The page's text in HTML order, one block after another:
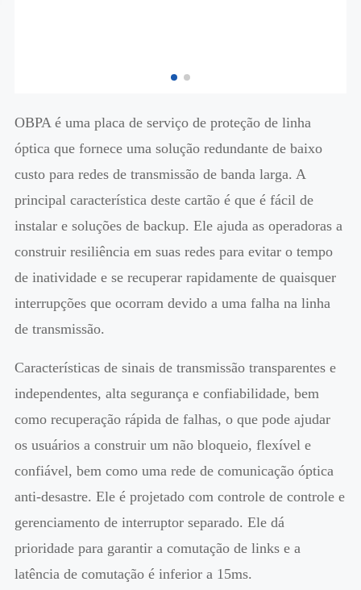
OBPA é uma placa de serviço de proteção de linha
óptica que fornece uma solução redundante de baixo
custo para redes de transmissão de banda larga. A
principal característica deste cartão é que é fácil de
instalar e soluções de backup. Ele ajuda as operadoras a
construir resiliência em suas redes para evitar o tempo
de inatividade e se recuperar rapidamente de quaisquer
interrupções que ocorram devido a uma falha na linha
de transmissão.
Características de sinais de transmissão transparentes e
independentes, alta segurança e confiabilidade, bem
como recuperação rápida de falhas, o que pode ajudar
os usuários a construir um não bloqueio, flexível e
confiável, bem como uma rede de comunicação óptica
anti-desastre. Ele é projetado com controle de controle e
gerenciamento de interruptor separado. Ele dá
prioridade para garantir a comutação de links e a
latência de comutação é inferior a 15ms.